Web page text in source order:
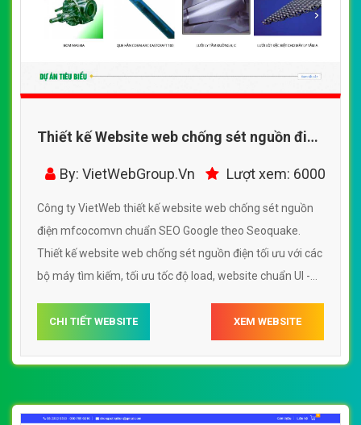
Thiết kế Website web chống sét nguồn điện
- mfcocomvn
By: VietWebGroup.Vn Lượt xem: 6000
Công ty VietWeb thiết kế website web chống sét nguồn
điện mfcocomvn chuẩn SEO Google theo Seoquake.
Thiết kế website web chống sét nguồn điện tối ưu với các
bộ máy tìm kiếm, tối ưu tốc độ load, website chuẩn UI -
chống sét nguồn điện mfcocomvn
CHI TIẾT WEBSITE XEM WEBSITE